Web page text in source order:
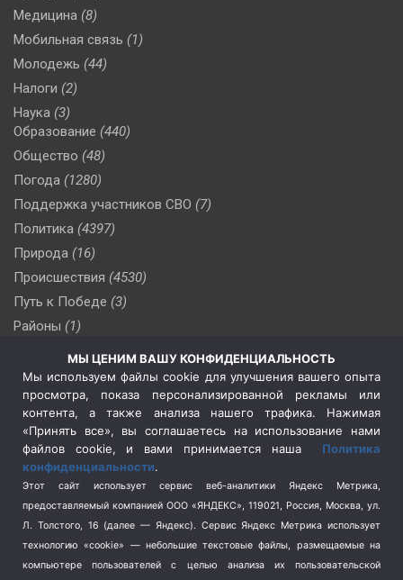
Медицина (8)
Мобильная связь (1)
Молодежь (44)
Налоги (2)
Наука (3)
Образование (440)
Общество (48)
Погода (1280)
Поддержка участников СВО (7)
Политика (4397)
Природа (16)
Происшествия (4530)
Путь к Победе (3)
Районы (1)
(510)
Сельское хозяйство (3)
Социальная политика
(3)
Спецоперация в Украине
Спецоперация на Украине
(404)
Спорт (740)
Терроризм (1)
Транспорт (262)
Туризм (178)
МЫ ЦЕНИМ ВАШУ КОНФИДЕНЦИАЛЬНОСТЬ
Мы используем файлы cookie для улучшения вашего опыта
просмотра, показа персонализированной рекламы или
контента, а также анализа нашего трафика. Нажимая
«Принять все», вы соглашаетесь на использование нами
файлов cookie, и вами принимается наша Политика
конфиденциальности.
Этот сайт использует сервис веб-аналитики Яндекс Метрика,
предоставляемый компанией ООО «ЯНДЕКС», 119021, Россия, Москва, ул.
Л. Толстого, 16 (далее — Яндекс). Сервис Яндекс Метрика использует
технологию «cookie» — небольшие текстовые файлы, размещаемые на
компьютере пользователей с целью анализа их пользовательской